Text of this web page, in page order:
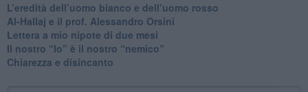
​L’eredità dell’uomo bianco e dell’uomo rosso
Al-Hallaj e il prof. Alessandro Orsini
​Lettera a mio nipote di due mesi
​Il nostro “Io” è il nostro “nemico”
​Chiarezza e disincanto